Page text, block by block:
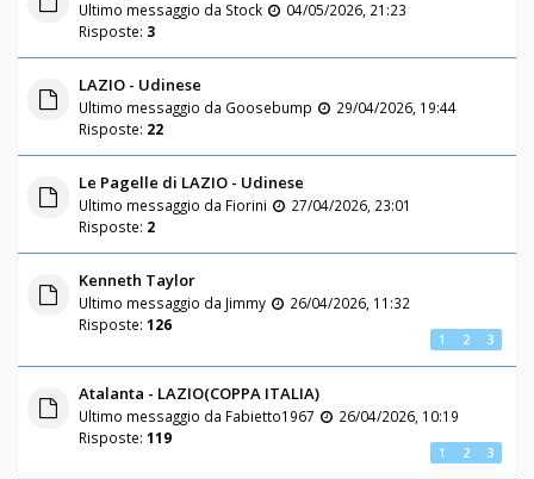
Ultimo messaggio da Stock
04/05/2026, 21:23
Risposte: 3
LAZIO - Udinese
Ultimo messaggio da Goosebump
29/04/2026, 19:44
Risposte: 22
Le Pagelle di LAZIO - Udinese
Ultimo messaggio da Fiorini
27/04/2026, 23:01
Risposte: 2
Kenneth Taylor
Ultimo messaggio da Jimmy
26/04/2026, 11:32
Risposte: 126
1 2 3
Atalanta - LAZIO(COPPA ITALIA)
Ultimo messaggio da Fabietto1967
26/04/2026, 10:19
Risposte: 119
1 2 3